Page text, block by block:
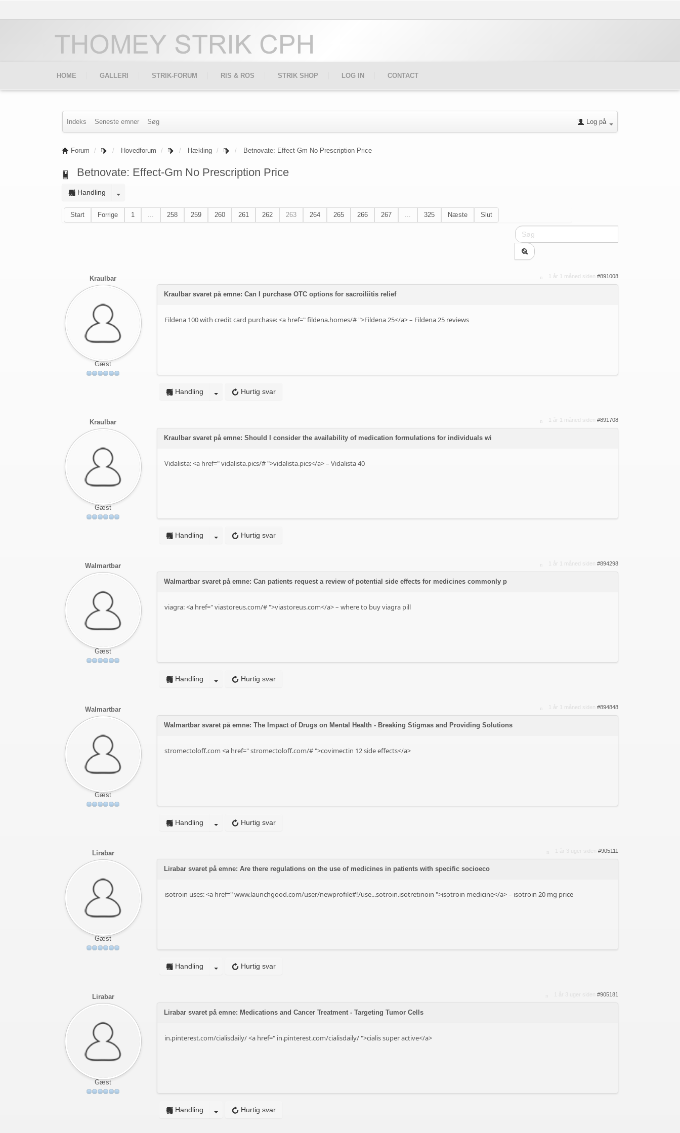
HOME GALLERI STRIK-FORUM RIS & ROS STRIK SHOP LOG IN CONTACT
Indeks Seneste emner Søg Log på
Forum Hovedforum Hækling Betnovate: Effect-Gm No Prescription Price
Betnovate: Effect-Gm No Prescription Price
Handling
Start Forrige 1 ... 258 259 260 261 262 263 264 265 266 267 ... 325 Næste Slut
Kraulbar
Gæst
1 år 1 måned siden #891008
Kraulbar svaret på emne: Can I purchase OTC options for sacroiliitis relief
Fildena 100 with credit card purchase: <a href="fildena.homes/# ">Fildena 25</a> – Fildena 25 reviews
Hurtig svar
Handling
Kraulbar
Gæst
1 år 1 måned siden #891708
Kraulbar svaret på emne: Should I consider the availability of medication formulations for individuals wi
Vidalista: <a href="vidalista.pics/# ">vidalista.pics</a> – Vidalista 40
Hurtig svar
Handling
Walmartbar
Gæst
1 år 1 måned siden #894298
Walmartbar svaret på emne: Can patients request a review of potential side effects for medicines commonly p
viagra: <a href="viastoreus.com/# ">viastoreus.com</a> – where to buy viagra pill
Hurtig svar
Handling
Walmartbar
Gæst
1 år 1 måned siden #894848
Walmartbar svaret på emne: The Impact of Drugs on Mental Health - Breaking Stigmas and Providing Solutions
stromectoloff.com <a href="stromectoloff.com/# ">covimectin 12 side effects</a>
Hurtig svar
Handling
Lirabar
Gæst
#905111
Lirabar svaret på emne: Are there regulations on the use of medicines in patients with specific socioeco
isotroin uses: <a href="www.launchgood.com/user/newprofile#!/use...sotroin.isotretinoin ">isotroin medicine</a> – isotroin 20 mg price
Hurtig svar
Handling
Lirabar
Gæst
#905181
Lirabar svaret på emne: Medications and Cancer Treatment - Targeting Tumor Cells
in.pinterest.com/cialisdaily/ <a href=" in.pinterest.com/cialisdaily/ ">cialis super active</a>
Hurtig svar
Handling